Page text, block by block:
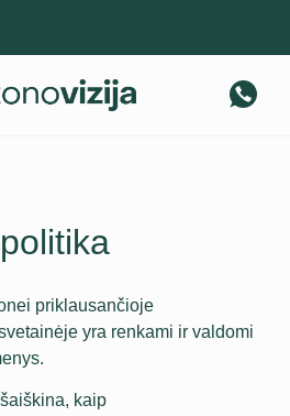
priklausančioje
yra renkami ir valdomi
kaip